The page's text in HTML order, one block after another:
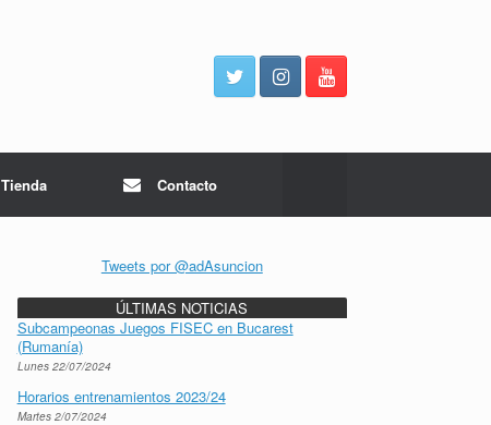
Tienda Contacto
Tweets por @adAsuncion
ÚLTIMAS NOTICIAS
Subcampeonas Juegos FISEC en Bucarest
(Rumanía)
Lunes 22/07/2024
Horarios entrenamientos 2023/24
Martes 2/07/2024